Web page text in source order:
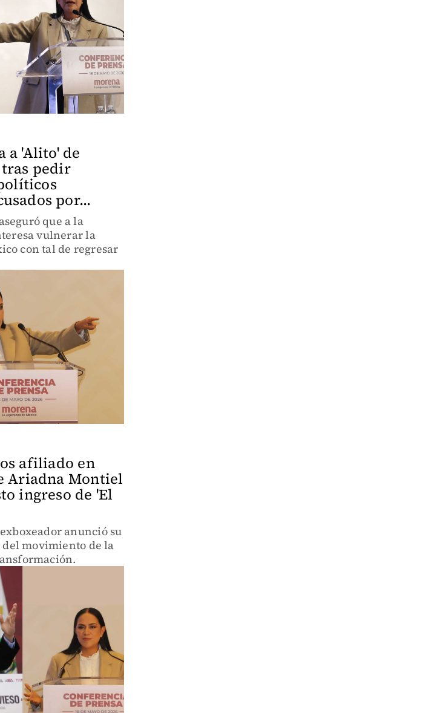
a 'Alito' de
pedir
por...
que a la
vulnerar la
con tal de regresar
afiliado en
Ariadna Montiel
ingreso de 'El
anunció su
movimiento de la